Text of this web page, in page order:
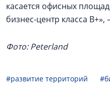
касается офисных
бизнес-центр класса
Фото: Peterland
#развитие территорий